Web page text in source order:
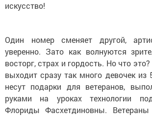
искусство!
Один номер сменяет другой,
уверенно. Зато как волнуются
восторг, страх и гордость. Но что
выходит сразу так много девочек из
несут подарки для ветеранов,
руками на уроках технологии
Флориды Фасхетдиновны.